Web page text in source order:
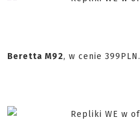
Beretta M92, w cenie 399PLN.